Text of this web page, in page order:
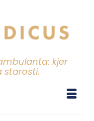
kjer
starosti.